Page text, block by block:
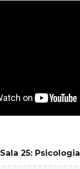
Sala 25: Psicologia